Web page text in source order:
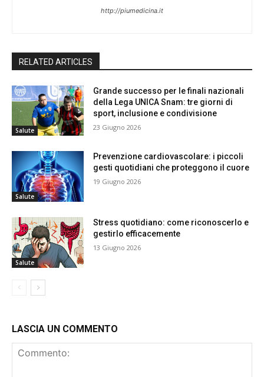
http://piumedicina.it
RELATED ARTICLES
Salute
Grande successo per le finali nazionali
della Lega UNICA Snam: tre giorni di
sport, inclusione e condivisione
23 Giugno 2026
Salute
Prevenzione cardiovascolare: i piccoli
gesti quotidiani che proteggono il cuore
19 Giugno 2026
Salute
Stress quotidiano: come riconoscerlo e
gestirlo efficacemente
13 Giugno 2026
LASCIA UN COMMENTO